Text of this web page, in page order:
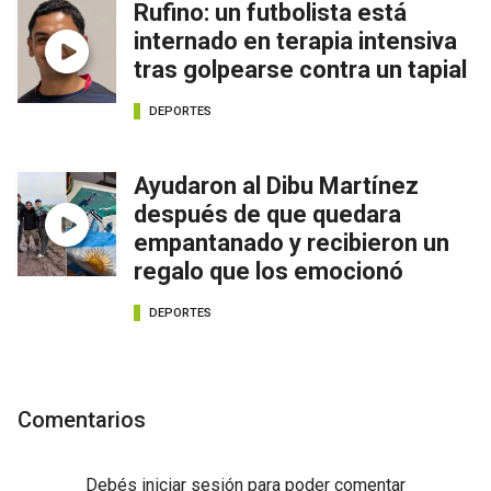
Rufino: un futbolista está
internado en terapia intensiva
tras golpearse contra un tapial
DEPORTES
Ayudaron al Dibu Martínez
después de que quedara
empantanado y recibieron un
regalo que los emocionó
DEPORTES
Comentarios
Debés iniciar sesión para poder comentar